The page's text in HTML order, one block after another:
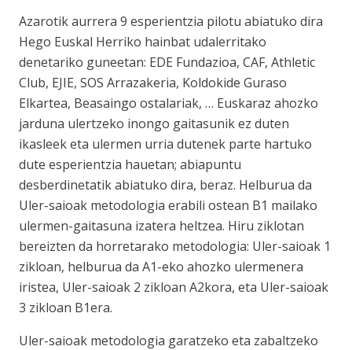
Azarotik aurrera 9 esperientzia pilotu abiatuko dira
Hego Euskal Herriko hainbat udalerritako
denetariko guneetan: EDE Fundazioa, CAF, Athletic
Club, EJIE, SOS Arrazakeria, Koldokide Guraso
Elkartea, Beasaingo ostalariak, … Euskaraz ahozko
jarduna ulertzeko inongo gaitasunik ez duten
ikasleek eta ulermen urria dutenek parte hartuko
dute esperientzia hauetan; abiapuntu
desberdinetatik abiatuko dira, beraz. Helburua da
Uler-saioak metodologia erabili ostean B1 mailako
ulermen-gaitasuna izatera heltzea. Hiru ziklotan
bereizten da horretarako metodologia: Uler-saioak 1
zikloan, helburua da A1-eko ahozko ulermenera
iristea, Uler-saioak 2 zikloan A2kora, eta Uler-saioak
3 zikloan B1era.
Uler-saioak metodologia garatzeko eta zabaltzeko